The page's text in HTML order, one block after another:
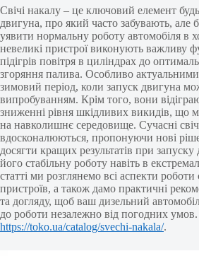
Свічі накалу – це ключовий елемент
двигуна, про який часто забувають, але
уявити нормальну роботу автомобіля в
невеликі пристрої виконують важливу
підігрів повітря в циліндрах до
згоряння палива. Особливо актуальними
зимовий період, коли запуск двигуна
випробуванням. Крім того, вони
зниженні рівня шкідливих викидів, що
на навколишнє середовище. Сучасні
вдосконалюються, пропонуючи нові
досягти кращих результатів при запуску
його стабільну роботу навіть в
статті ми розглянемо всі аспекти
пристроїв, а також дамо практичні
та догляду, щоб ваш дизельний
до роботи незалежно від погодних
https://toko.ua/catalog/svechi-nakala/.